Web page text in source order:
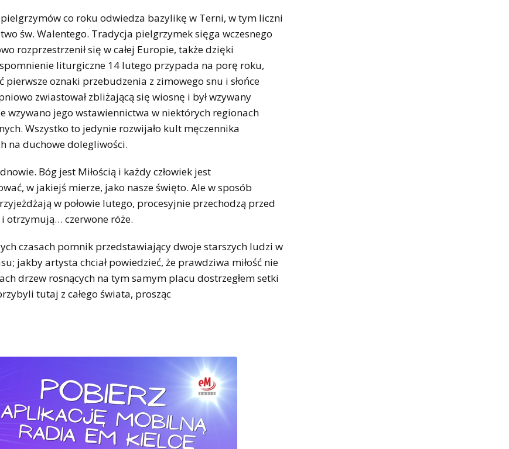
co roku odwiedza bazylikę w Terni, w tym liczni
św. Walentego. Tradycja pielgrzymek sięga wczesnego
rozprzestrzenił się w całej Europie, także dzięki
liturgiczne 14 lutego przypada na porę roku,
oznaki przebudzenia z zimowego snu i słońce
zwiastował zbliżającą się wiosnę i był wzywany
wzywano jego wstawiennictwa w niektórych regionach
Wszystko to jedynie rozwijało kult męczennika
na duchowe dolegliwości.
Bóg jest Miłością i każdy człowiek jest
w jakiejś mierze, jako nasze święto. Ale w sposób
w połowie lutego, procesyjnie przechodzą przed
otrzymują… czerwone róże.
czasach pomnik przedstawiający dwoje starszych ludzi w
jakby artysta chciał powiedzieć, że prawdziwa miłość nie
drzew rosnących na tym samym placu dostrzegłem setki
tutaj z całego świata, prosząc